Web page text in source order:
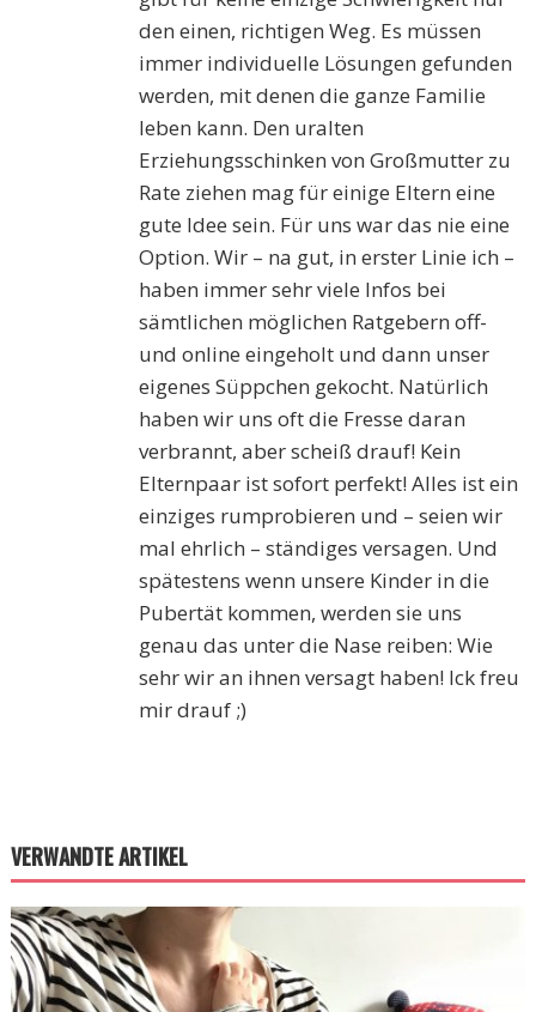
den einen, richtigen Weg. Es müssen
immer individuelle Lösungen gefunden
werden, mit denen die ganze Familie
leben kann. Den uralten
Erziehungsschinken von Großmutter zu
Rate ziehen mag für einige Eltern eine
gute Idee sein. Für uns war das nie eine
Option. Wir – na gut, in erster Linie ich –
haben immer sehr viele Infos bei
sämtlichen möglichen Ratgebern off-
und online eingeholt und dann unser
eigenes Süppchen gekocht. Natürlich
haben wir uns oft die Fresse daran
verbrannt, aber scheiß drauf! Kein
Elternpaar ist sofort perfekt! Alles ist ein
einziges rumprobieren und – seien wir
mal ehrlich – ständiges versagen. Und
spätestens wenn unsere Kinder in die
Pubertät kommen, werden sie uns
genau das unter die Nase reiben: Wie
sehr wir an ihnen versagt haben! Ick freu
mir drauf ;)
VERWANDTE ARTIKEL